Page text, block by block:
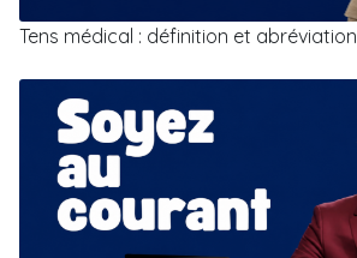
Tens médical : définition et abréviation